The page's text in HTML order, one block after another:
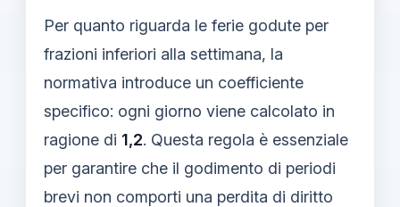
Per quanto riguarda le ferie godute per
frazioni inferiori alla settimana, la
normativa introduce un coefficiente
specifico: ogni giorno viene calcolato in
ragione di 1,2. Questa regola è essenziale
per garantire che il godimento di periodi
brevi non comporti una perdita di diritto